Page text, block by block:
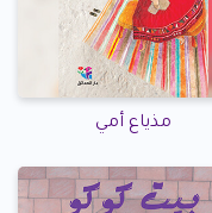
مذياع أمي